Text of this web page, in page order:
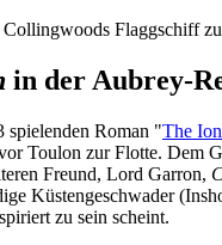
Flaggschiff
in der Aubrey-
spielenden Roman "The
Toulon zur Flotte. Dem
Freund, Lord Garron,
Küstengeschwader
zu sein scheint.